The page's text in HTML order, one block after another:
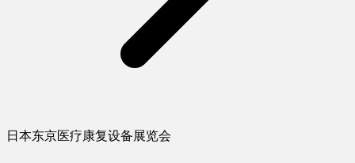
日本东京医疗康复设备展览会